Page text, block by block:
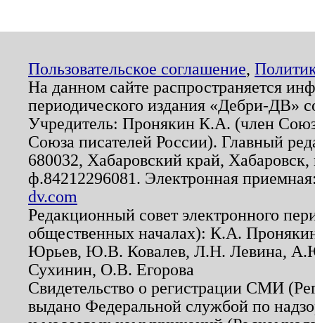
Пользовательское соглашение,
На данном сайте распространяется
периодического издания «Дебри-ДВ»
Учредитель: Пронякин К.А. (член
Союза писателей России). Главный
680032, Хабаровский край,
ф.84212296081. Электронная
dv.com
Редакционный совет электронного
общественных началах): К.А.
Юрьев, Ю.В. Ковалев, Л.Н. Левина,
Сухинин, О.В. Егорова
Свидетельство о регистрации СМИ
выдано Федеральной службой по